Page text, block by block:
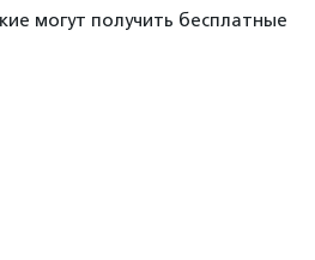
могут получить бесплатные